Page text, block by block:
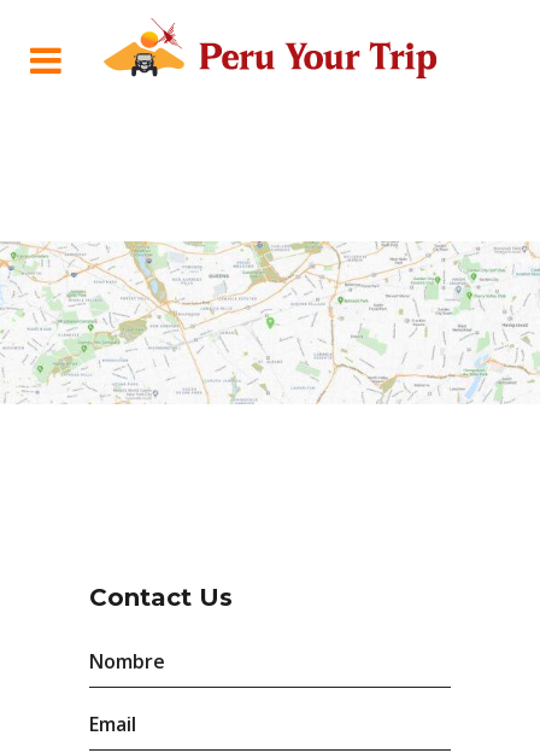
Contact Us